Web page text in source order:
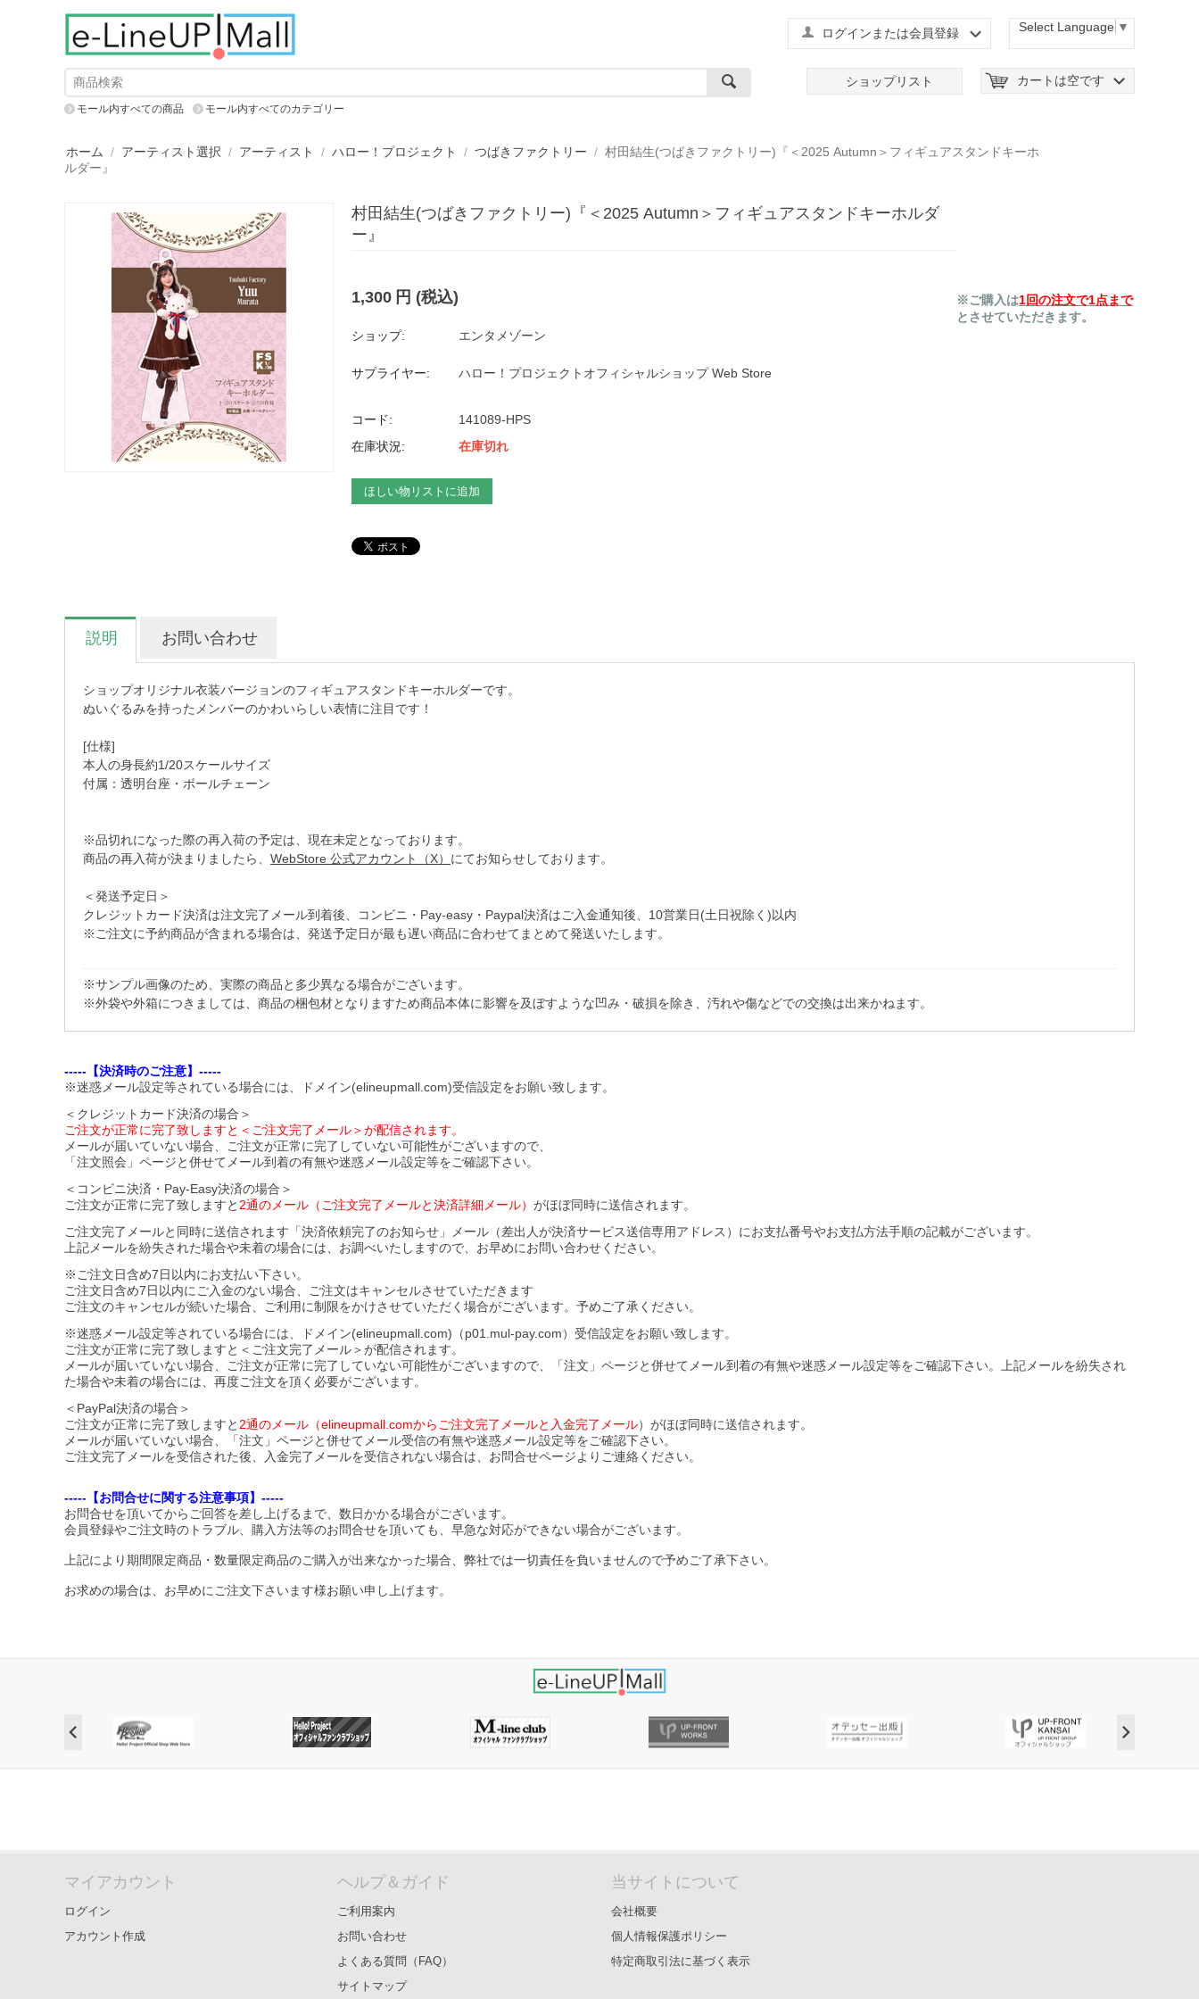
Select Language ▼
ログインまたは会員登録
カートは空です
ショップリスト
モール内すべての商品 モール内すべてのカテゴリー
ホーム / アーティスト選択 / アーティスト / ハロー！プロジェクト / つばきファクトリー / 村田結生(つばきファクトリー)『＜2025 Autumn＞フィギュアスタンドキーホ
ルダー』
村田結生(つばきファクトリー)『＜2025 Autumn＞フィギュアスタンドキーホルダ
ー』
※ご購入は1回の注文で1点まで
とさせていただきます。
1,300 円 (税込)
ショップ: エンタメゾーン
サプライヤー: ハロー！プロジェクトオフィシャルショップ Web Store
コード:
141089-HPS
在庫状況:
在庫切れ
ほしい物リストに追加
説明 お問い合わせ
ショップオリジナル衣装バージョンのフィギュアスタンドキーホルダーです。
ぬいぐるみを持ったメンバーのかわいらしい表情に注目です！
[仕様]
本人の身長約1/20スケールサイズ
付属：透明台座・ボールチェーン
※品切れになった際の再入荷の予定は、現在未定となっております。
商品の再入荷が決まりましたら、 WebStore 公式アカウント（X） にてお知らせしております。
＜発送予定日＞
クレジットカード決済は注文完了メール到着後、コンビニ・Pay-easy・Paypal決済はご入金通知後、10営業日(土日祝除く)以内
※ご注文に予約商品が含まれる場合は、発送予定日が最も遅い商品に合わせてまとめて発送いたします。
※サンプル画像のため、実際の商品と多少異なる場合がございます。
※外袋や外箱につきましては、商品の梱包材となりますため商品本体に影響を及ぼすような凹み・破損を除き、汚れや傷などでの交換は出来かねます。
-----【決済時のご注意】-----
※迷惑メール設定等されている場合には、ドメイン(elineupmall.com)受信設定をお願い致します。
＜クレジットカード決済の場合＞
ご注文が正常に完了致しますと＜ご注文完了メール＞が配信されます。
メールが届いていない場合、ご注文が正常に完了していない可能性がございますので、
「注文照会」ページと併せてメール到着の有無や迷惑メール設定等をご確認下さい。
＜コンビニ決済・Pay-Easy決済の場合＞
ご注文が正常に完了致しますと2通のメール（ご注文完了メールと決済詳細メール） がほぼ同時に送信されます。
ご注文完了メールと同時に送信されます「決済依頼完了のお知らせ」メール（差出人が決済サービス送信専用アドレス）にお支払番号やお支払方法手順の記載がございます。
上記メールを紛失された場合や未着の場合には、お調べいたしますので、お早めにお問い合わせください。
※ご注文日含め7日以内にお支払い下さい。
ご注文日含め7日以内にご入金のない場合、ご注文はキャンセルさせていただきます
ご注文のキャンセルが続いた場合、ご利用に制限をかけさせていただく場合がございます。予めご了承ください。
※迷惑メール設定等されている場合には、ドメイン(elineupmall.com)（p01.mul-pay.com）受信設定をお願い致します。
ご注文が正常に完了致しますと＜ご注文完了メール＞が配信されます。
メールが届いていない場合、ご注文が正常に完了していない可能性がございますので、「注文」ページと併せてメール到着の有無や迷惑メール設定等をご確認下さい。 上記メールを紛失され
た場合や未着の場合には、再度ご注文を頂く必要がございます。
＜PayPal決済の場合＞
ご注文が正常に完了致しますと2通のメール（elineupmall.comからご注文完了メールと入金完了メール）がほぼ同時に送信されます。
メールが届いていない場合、「注文」ページと併せてメール受信の有無や迷惑メール設定等をご確認下さい。
ご注文完了メールを受信された後、入金完了メールを受信されない場合は、お問合せページよりご連絡ください。
-----【お問合せに関する注意事項】-----
お問合せを頂いてからご回答を差し上げるまで、数日かかる場合がございます。
会員登録やご注文時のトラブル、購入方法等のお問合せを頂いても、早急な対応ができない場合がございます。
上記により期間限定商品・数量限定商品のご購入が出来なかった場合、弊社では一切責任を負いませんので予めご了承下さい。
お求めの場合は、お早めにご注文下さいます様お願い申し上げます。
マイアカウント
ログイン
アカウント作成
ヘルプ＆ガイド
ご利用案内
お問い合わせ
よくある質問（FAQ）
サイトマップ
当サイトについて
会社概要
個人情報保護ポリシー
特定商取引法に基づく表示